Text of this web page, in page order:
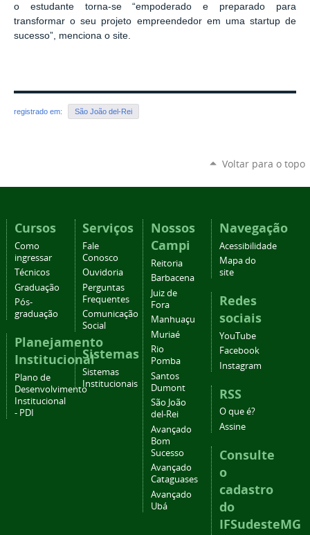
o estudante torna-se “empoderado e preparado para
transformar o seu projeto empreendedor em uma startup de
sucesso”, menciona o site.
registrado em: São João del-Rei
Voltar para o topo
Cursos
Como
ingressar
Técnicos
Graduação
Pós-
graduação
Planejamento
Institucional
Plano de
Desenvolvimento
Institucional
- PDI
Serviços
Fale
Conosco
Ouvidoria
Perguntas
Frequentes
Comunicação
Social
Sistemas
Sistemas
Institucionais
Nossos
Campi
Reitoria
Barbacena
Juiz de
Fora
Manhuaçu
Muriaé
Rio
Pomba
Santos
Dumont
São João
del-Rei
Avançado
Bom
Sucesso
Avançado
Cataguases
Avançado
Ubá
Navegação
Acessibilidade
Mapa do
site
Redes
sociais
YouTube
Facebook
Instagram
RSS
O que é?
Assine
Consulte
o
cadastro
do
IFSudesteMG